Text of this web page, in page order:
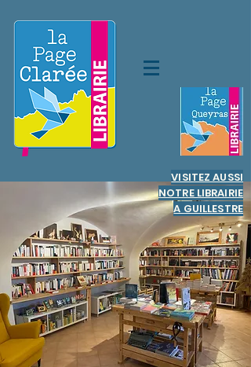
VISITEZ AUSSI
NOTRE LIBRAIRIE
A GUILLESTRE